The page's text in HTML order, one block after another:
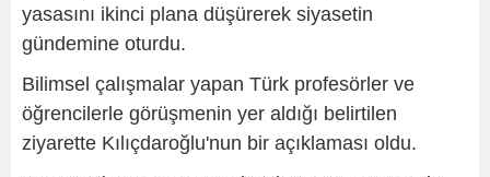
yasasını ikinci plana düşürerek siyasetin
gündemine oturdu.
Bilimsel çalışmalar yapan Türk profesörler ve
öğrencilerle görüşmenin yer aldığı belirtilen
ziyarette Kılıçdaroğlu'nun bir açıklaması oldu.